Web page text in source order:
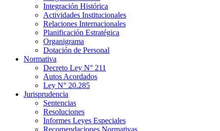
Integración Histórica
Actividades Institucionales
Relaciones Internacionales
Planificación Estratégica
Organigrama
Dotación de Personal
Normativa
Decreto Ley N° 211
Autos Acordados
Ley N° 20.285
Jurisprudencia
Sentencias
Resoluciones
Informes Leyes Especiales